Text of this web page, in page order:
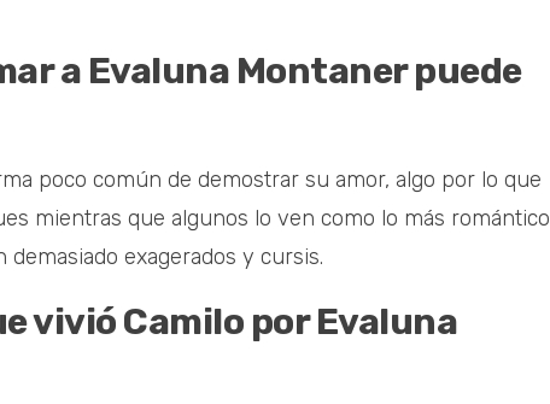
a Evaluna Montaner puede
poco común de demostrar su amor, algo por lo que
mientras que algunos lo ven como lo más romántico
exagerados y cursis.
vivió Camilo por Evaluna